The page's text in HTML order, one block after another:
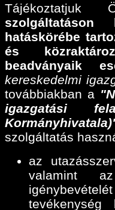
hatáskörébe
és
beadványaik
kereskedelmi
továbbiakban a
igazgatási
szolgáltatás
az
valamint az
tevékenység